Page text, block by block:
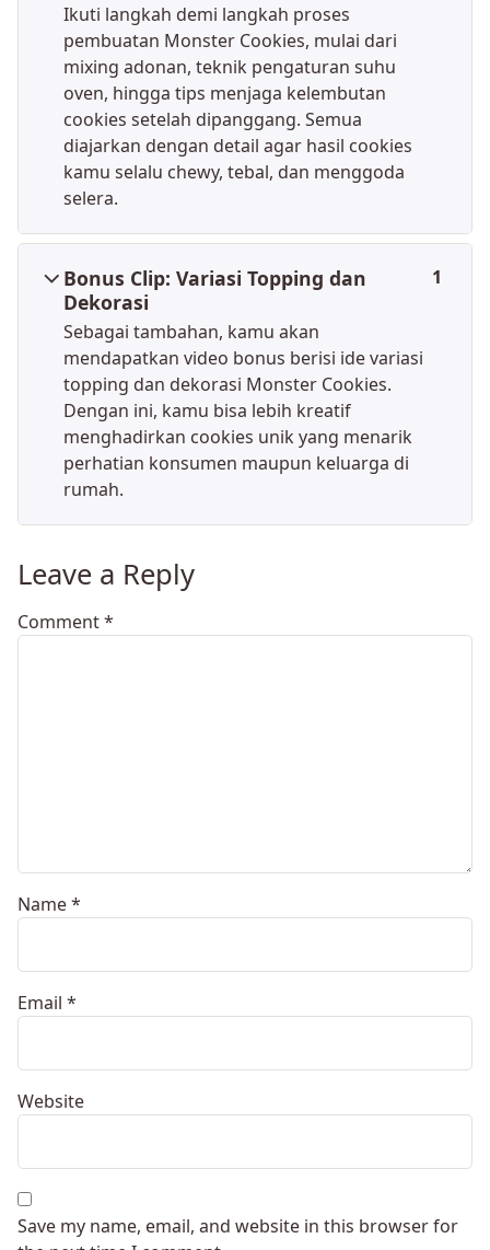
Ikuti langkah demi langkah proses
pembuatan Monster Cookies, mulai dari
mixing adonan, teknik pengaturan suhu
oven, hingga tips menjaga kelembutan
cookies setelah dipanggang. Semua
diajarkan dengan detail agar hasil cookies
kamu selalu chewy, tebal, dan menggoda
selera.
Bonus Clip: Variasi Topping dan
Dekorasi
Sebagai tambahan, kamu akan
mendapatkan video bonus berisi ide variasi
topping dan dekorasi Monster Cookies.
Dengan ini, kamu bisa lebih kreatif
menghadirkan cookies unik yang menarik
perhatian konsumen maupun keluarga di
rumah.
1
Leave a Reply
Comment*
Name*
Email *
Website
Save my name, email, and website in this browser for